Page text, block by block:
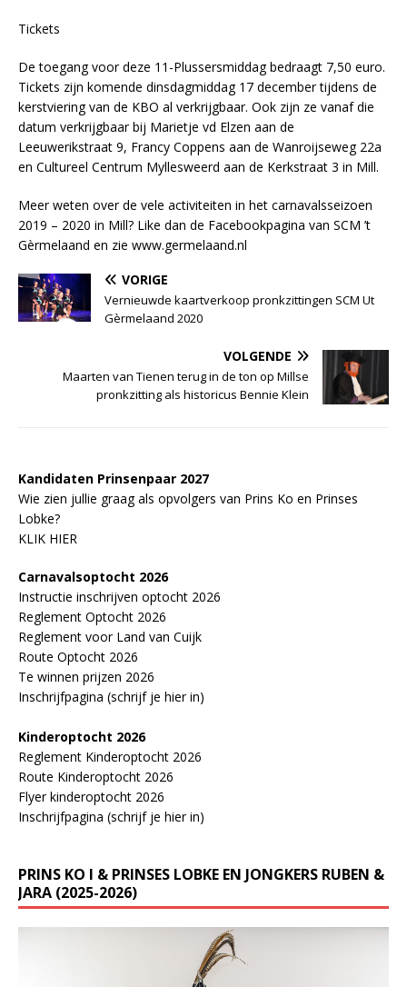
Tickets
De toegang voor deze 11-Plussersmiddag bedraagt 7,50 euro.
Tickets zijn komende dinsdagmiddag 17 december tijdens de
kerstviering van de KBO al verkrijgbaar. Ook zijn ze vanaf die
datum verkrijgbaar bij Marietje vd Elzen aan de
Leeuwerikstraat 9, Francy Coppens aan de Wanroijseweg 22a
en Cultureel Centrum Myllesweerd aan de Kerkstraat 3 in Mill.
Meer weten over de vele activiteiten in het carnavalsseizoen
2019 – 2020 in Mill? Like dan de Facebookpagina van SCM ’t
Gèrmelaand en zie www.germelaand.nl
VORIGE
Vernieuwde kaartverkoop pronkzittingen SCM Ut
Gèrmelaand 2020
VOLGENDE
Maarten van Tienen terug in de ton op Millse
pronkzitting als historicus Bennie Klein
Kandidaten Prinsenpaar 2027
Wie zien jullie graag als opvolgers van Prins Ko en Prinses
Lobke?
KLIK HIER
Carnavalsoptocht 2026
Instructie inschrijven optocht 2026
Reglement Optocht 2026
Reglement voor Land van Cuijk
Route Optocht 2026
Te winnen prijzen 2026
Inschrijfpagina (schrijf je hier in)
Kinderoptocht 2026
Reglement Kinderoptocht 2026
Route Kinderoptocht 2026
Flyer kinderoptocht 2026
Inschrijfpagina (schrijf je hier in)
PRINS KO I & PRINSES LOBKE EN JONGKERS RUBEN &
JARA (2025-2026)